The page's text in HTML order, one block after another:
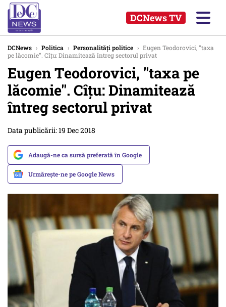
DCNews TV
DCNews › Politica › Personalități politice › Eugen Teodorovici, ''taxa
pe lăcomie''. Cîțu: Dinamitează întreg sectorul privat
Eugen Teodorovici, ''taxa pe
lăcomie''. Cîțu: Dinamitează
întreg sectorul privat
Data publicării: 19 Dec 2018
Adaugă-ne ca sursă preferată în Google
Urmărește-ne pe Google News